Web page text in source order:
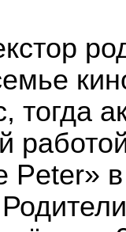
тогда
Peter»